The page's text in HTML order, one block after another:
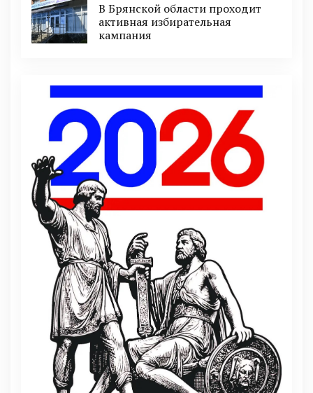
В Брянской области проходит
активная избирательная
кампания